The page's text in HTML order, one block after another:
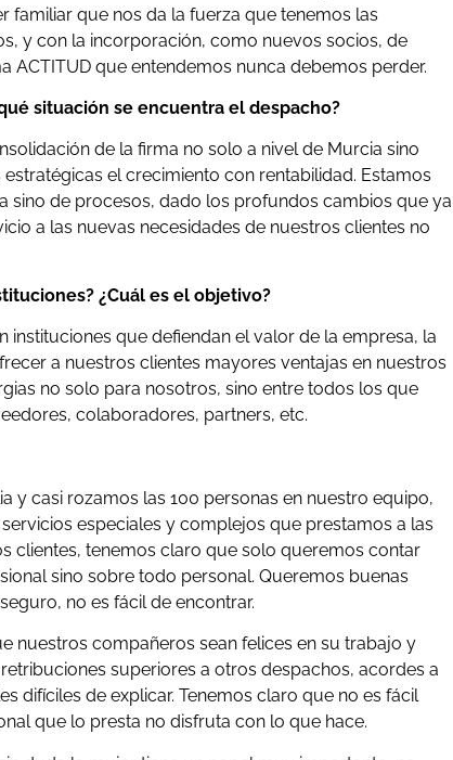
familiar que nos da la fuerza que tenemos las
y con la incorporación, como nuevos socios, de
ACTITUD que entendemos nunca debemos perder.
situación se encuentra el despacho?
de la firma no solo a nivel de Murcia sino
el crecimiento con rentabilidad. Estamos
de procesos, dado los profundos cambios que ya
a las nuevas necesidades de nuestros clientes no
¿Cuál es el objetivo?
que defiendan el valor de la empresa, la
a nuestros clientes mayores ventajas en nuestros
no solo para nosotros, sino entre todos los que
colaboradores, partners, etc.
y casi rozamos las 100 personas en nuestro equipo,
especiales y complejos que prestamos a las
clientes, tenemos claro que solo queremos contar
sino sobre todo personal. Queremos buenas
no es fácil de encontrar.
nuestros compañeros sean felices en su trabajo y
superiores a otros despachos, acordes a
difíciles de explicar. Tenemos claro que no es fácil
que lo presta no disfruta con lo que hace.